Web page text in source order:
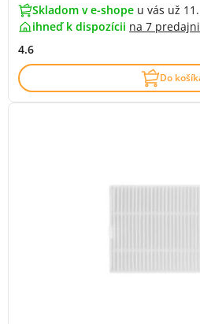
Skladom v e-shope u vás už
ihneď k dispozícii na 7
4.6
Do